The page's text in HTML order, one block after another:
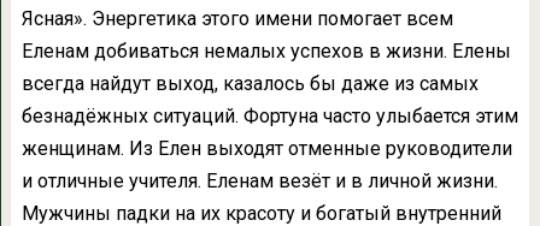
Ясная». Энергетика этого имени помогает всем
Еленам добиваться немалых успехов в жизни. Елены
всегда найдут выход, казалось бы даже из самых
безнадёжных ситуаций. Фортуна часто улыбается этим
женщинам. Из Елен выходят отменные руководители
и отличные учителя. Еленам везёт и в личной жизни.
Мужчины падки на их красоту и богатый внутренний